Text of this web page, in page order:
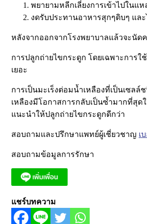
พยายามหลีกเลี่ยงการเข้าไปในแ
งดรับประทานอาหารสุกๆดิบๆ แล
หลังจากออกจากโรงพยาบาลแล้วจะนัด
การปลูกถ่ายไขกระดูก โดยเฉพาะการ
เยอะ
การเป็นมะเร็งต่อมน้ำเหลืองที่เป็นเซลล์
เหลืองมีโอกาสการกลับเป็นซ้ำมากที่สุด
แนะนำให้ปลูกถ่ายไขกระดูกดีกว่า
สอบถามและปรึกษาแพทย์ผู้เชี่ยวชาญ เ
สอบถามข้อมูลการรักษา
แชร์บทความ